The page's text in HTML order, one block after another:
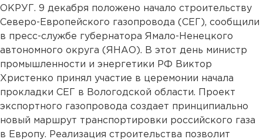
ОКРУГ. 9 декабря положено начало строительству
Северо-Европейского газопровода (СЕГ), сообщили
в пресс-службе губернатора Ямало-Ненецкого
автономного округа (ЯНАО). В этот день министр
промышленности и энергетики РФ Виктор
Христенко принял участие в церемонии начала
прокладки СЕГ в Вологодской области. Проект
экспортного газопровода создает принципиально
новый маршрут транспортировки российского газа
в Европу. Реализация строительства позволит